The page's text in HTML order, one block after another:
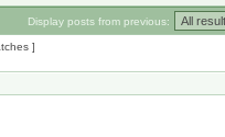
Display posts from previous:
]